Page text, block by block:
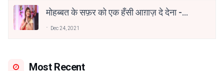
मोहब्बत के सफ़र को एक हँसी आग़ाज़ दे देना -
Dec 24, 2021
Most Recent